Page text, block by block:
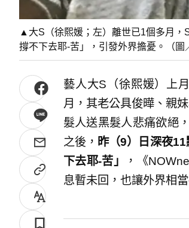
▲大S（徐熙媛；左）離世已1個多月，
撐不下去耶-苦」，引發外界擔憂。（圖
藝人大S（徐熙媛）上
月，其老公具俊曄、親
髮人送黑髮人悲痛欲絕
之後， 昨（9）日深夜
下去耶-苦」
，《
息暫未回，也讓外界相當